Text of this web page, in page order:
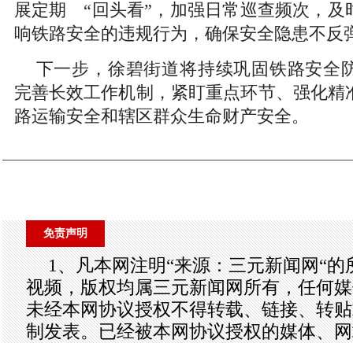
展定期 “回头看”，加强日常巡查频次，及
响铁路安全的违规行为，确保安全隐患不反
下一步，徐碧街道将持续巩固铁路安全
完善长效工作机制，紧盯重点环节、强化精
路运输安全和辖区群众生命财产安全。
免责声明
1、凡本网注明“来源：三元新闻网“
视频，版权均属三元新闻网所有，任何
未经本网协议授权不得转载、链接、转
制发表。已经被本网协议授权的媒体、